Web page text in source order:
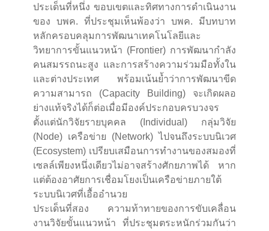
ประเด็นที่หนึ่ง ขอบเขตและทิศทางการดำเนินงาน
ของ บพค. ที่ประชุมเห็นพ้องว่า บพค. มีบทบาท
หลักครอบคลุมการพัฒนาเทคโนโลยีและ
วิทยาการขั้นแนวหน้า (Frontier) การพัฒนากำลัง
คนสมรรถนะสูง และการสร้างความร่วมมือทั้งใน
และต่างประเทศ พร้อมเน้นย้ำว่าการพัฒนาขีด
ความสามารถ (Capacity Building) จะเกิดผลอ
ย่างแท้จริงได้ก็ต่อเมื่อมีองค์ประกอบครบวงจร
ตั้งแต่นักวิจัยรายบุคคล (Individual) กลุ่มวิจัย
(Node) เครือข่าย (Network) ไปจนถึงระบบนิเวศ
(Ecosystem) เปรียบเสมือนการทำงานของสมองที่
เซลล์เพียงหนึ่งเดียวไม่อาจสร้างศักยภาพได้ หาก
แต่ต้องอาศัยการเชื่อมโยงเป็นเครือข่ายภายใต้
ระบบนิเวศที่เอื้ออำนวย
ประเด็นที่สอง ความท้าทายของการขับเคลื่อน
งานวิจัยขั้นแนวหน้า ที่ประชุมตระหนักร่วมกันว่า